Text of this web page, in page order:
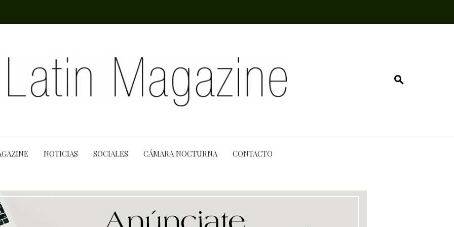
NOTICIAS SOCIALES CÁMARA NOCTURNA CONTACTO